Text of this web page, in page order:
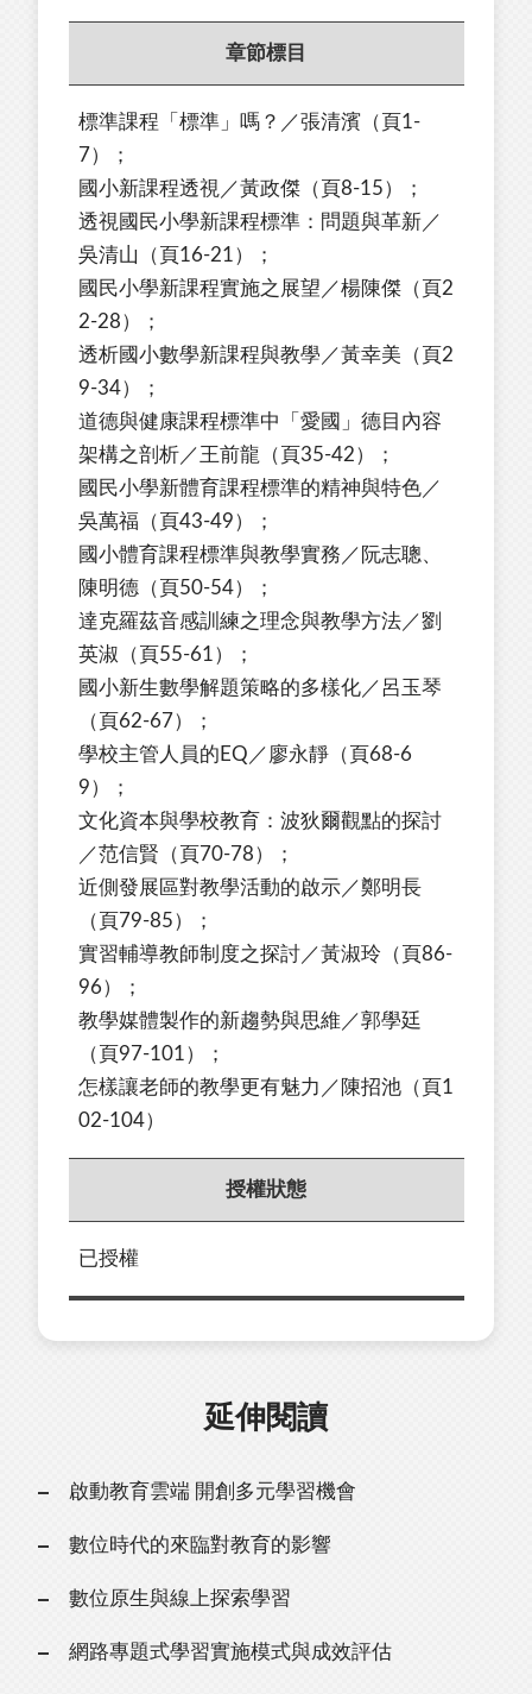
章節標目
標準課程「標準」嗎？／張清濱（頁1-
7）；
國小新課程透視／黃政傑（頁8-15）；
透視國民小學新課程標準：問題與革新／
吳清山（頁16-21）；
國民小學新課程實施之展望／楊陳傑（頁2
2-28）；
透析國小數學新課程與教學／黃幸美（頁2
9-34）；
道德與健康課程標準中「愛國」德目內容
架構之剖析／王前龍（頁35-42）；
國民小學新體育課程標準的精神與特色／
吳萬福（頁43-49）；
國小體育課程標準與教學實務／阮志聰、
陳明德（頁50-54）；
達克羅茲音感訓練之理念與教學方法／劉
英淑（頁55-61）；
國小新生數學解題策略的多樣化／呂玉琴
（頁62-67）；
學校主管人員的EQ／廖永靜（頁68-6
9）；
文化資本與學校教育：波狄爾觀點的探討
／范信賢（頁70-78）；
近側發展區對教學活動的啟示／鄭明長
（頁79-85）；
實習輔導教師制度之探討／黃淑玲（頁86-
96）；
教學媒體製作的新趨勢與思維／郭學廷
（頁97-101）；
怎樣讓老師的教學更有魅力／陳招池（頁1
02-104）
授權狀態
已授權
延伸閱讀
啟動教育雲端 開創多元學習機會
數位時代的來臨對教育的影響
數位原生與線上探索學習
網路專題式學習實施模式與成效評估